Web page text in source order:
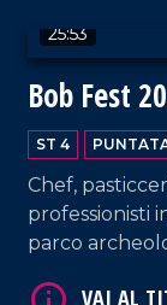
25:53
Bob Fest
ST 4
Chef,
professionisti
parco
VAI AL TITOLO